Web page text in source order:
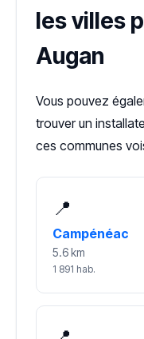
les villes
Augan
Vous pouvez
trouver un
ces communes
📍
Campénéac
5.6 km
1 891 hab.